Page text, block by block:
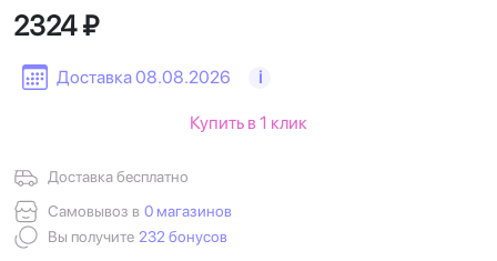
Доставка 08.08.2026 i
2324 ₽
Доставка бесплатно
Самовывоз в 0 магазинов
Вы получите 232 бонусов
Купить в 1 клик